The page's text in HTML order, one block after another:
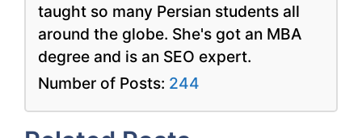
taught so many Persian students all
around the globe. She's got an MBA
degree and is an SEO expert.
Number of Posts: 244